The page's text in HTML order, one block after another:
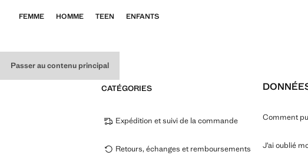
Passer au contenu principal
FEMME HOMME TEEN ENFANTS
Comment
J’ai oublié
CATÉGORIES
Expédition et suivi de la commande
Retours, échanges et remboursements